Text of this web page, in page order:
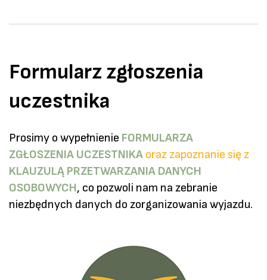
Formularz zgłoszenia
uczestnika
Prosimy o wypełnienie FORMULARZA
ZGŁOSZENIA UCZESTNIKA oraz zapoznanie się z
KLAUZULĄ PRZETWARZANIA DANYCH
OSOBOWYCH, co pozwoli nam na zebranie
niezbędnych danych do zorganizowania wyjazdu.